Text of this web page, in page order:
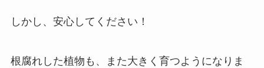
しかし、安心してください！
根腐れした植物も、また大きく育つようになりま